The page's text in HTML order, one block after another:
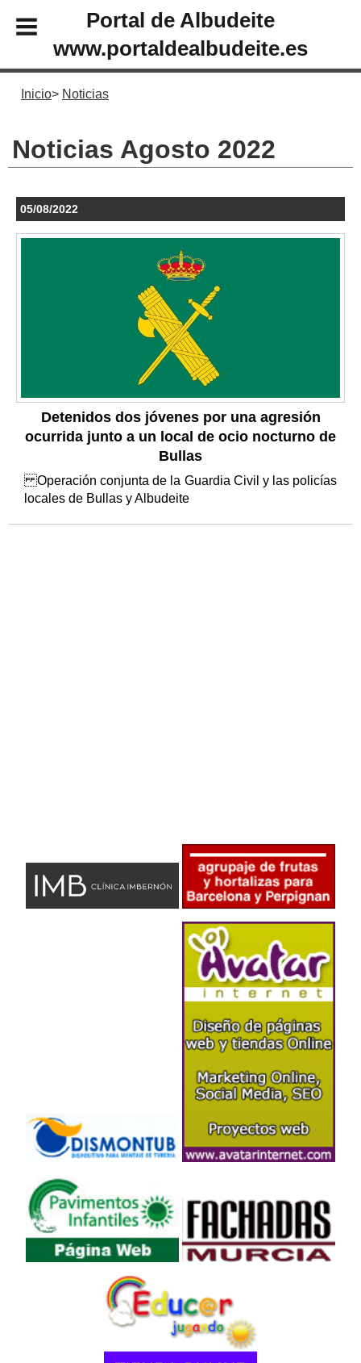
Portal de Albudeite
www.portaldealbudeite.es
Inicio Noticias
Noticias Agosto 2022
05/08/2022
Detenidos dos jóvenes por una agresión
ocurrida junto a un local de ocio nocturno de
Bullas
Operación conjunta de la Guardia Civil y las policías
locales de Bullas y Albudeite